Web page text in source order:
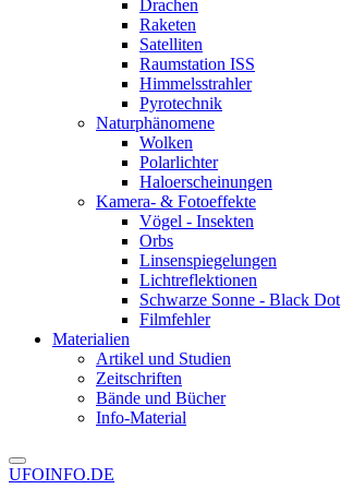
Drachen
Raketen
Satelliten
Raumstation ISS
Himmelsstrahler
Pyrotechnik
Naturphänomene
Wolken
Polarlichter
Haloerscheinungen
Kamera- & Fotoeffekte
Vögel - Insekten
Orbs
Linsenspiegelungen
Lichtreflektionen
Schwarze Sonne - Black Dot
Filmfehler
Materialien
Artikel und Studien
Zeitschriften
Bände und Bücher
Info-Material
UFOINFO.DE